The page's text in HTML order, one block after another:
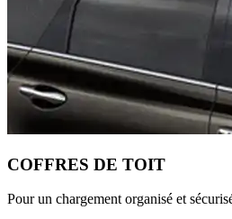
COFFRES DE TOIT
Pour un chargement organisé et